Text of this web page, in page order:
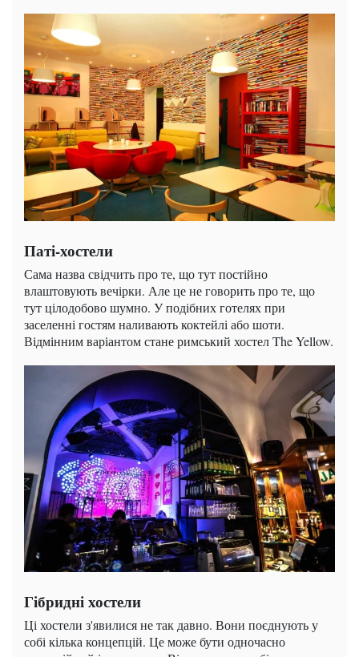
Паті-хостели
Сама назва свідчить про те, що тут постійно
влаштовують вечірки. Але це не говорить про те, що
тут цілодобово шумно. У подібних готелях при
заселенні гостям наливають коктейлі або шоти.
Відмінним варіантом стане римський хостел The Yellow.
Гібридні хостели
Ці хостели з'явилися не так давно. Вони поєднують у
собі кілька концепцій. Це може бути одночасно